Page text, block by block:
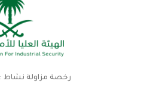
رخصة مزاولة نشاط : 23506090922